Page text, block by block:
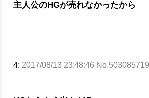
主人公のHGが売れなかったから
4: 2017/08/13 23:48:46 No.503085719